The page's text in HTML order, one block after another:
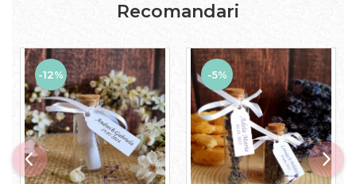
Recomandari
-12% -5%